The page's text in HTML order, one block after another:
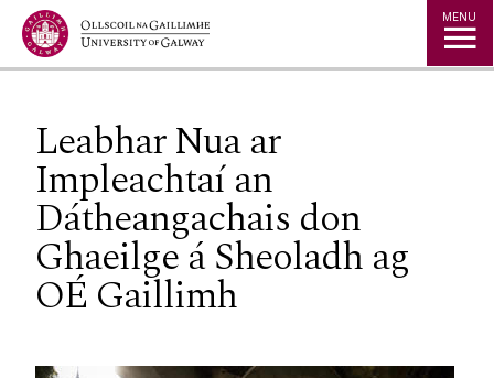
Jump to Content MENU
Leabhar Nua ar
Impleachtaí an
Dátheangachais don
Ghaeilge á Sheoladh ag
OÉ Gaillimh